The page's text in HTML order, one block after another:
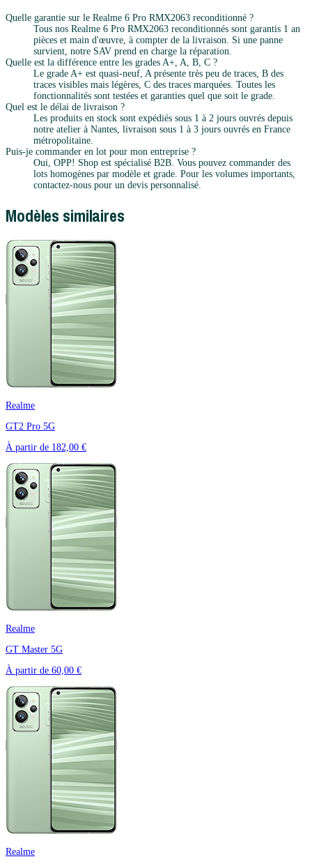
Quelle garantie sur le Realme 6 Pro RMX2063 reconditionné ?
Tous nos Realme 6 Pro RMX2063 reconditionnés sont garantis 1 an
pièces et main d'œuvre, à compter de la livraison. Si une panne
survient, notre SAV prend en charge la réparation.
Quelle est la différence entre les grades A+, A, B, C ?
Le grade A+ est quasi-neuf, A présente très peu de traces, B des
traces visibles mais légères, C des traces marquées. Toutes les
fonctionnalités sont testées et garanties quel que soit le grade.
Quel est le délai de livraison ?
Les produits en stock sont expédiés sous 1 à 2 jours ouvrés depuis
notre atelier à Nantes, livraison sous 1 à 3 jours ouvrés en France
métropolitaine.
Puis-je commander en lot pour mon entreprise ?
Oui, OPP! Shop est spécialisé B2B. Vous pouvez commander des
lots homogènes par modèle et grade. Pour les volumes importants,
contactez-nous pour un devis personnalisé.
Modèles similaires
Realme
GT2 Pro 5G
À partir de 182,00 €
Realme
GT Master 5G
À partir de 60,00 €
Realme